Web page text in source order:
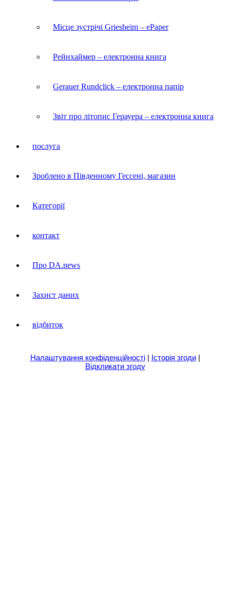
Місце зустрічі Griesheim – ePaper
Рейнхаймер – електронна книга
Gerauer Rundclick – електронна папір
Звіт про літопис Герауера – електронна книга
послуга
Зроблено в Південному Гессені, магазин
Категорії
контакт
Про DA.news
Захист даних
відбиток
Налаштування конфіденційності| Історія згоди|
Відкликати згоду